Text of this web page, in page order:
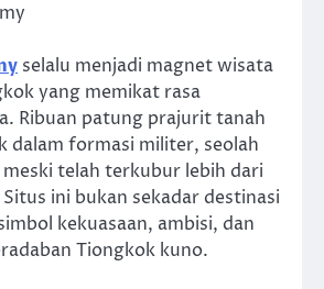
selalu menjadi magnet wisata
yang memikat rasa
Ribuan patung prajurit tanah
dalam formasi militer, seolah
telah terkubur lebih dari
ini bukan sekadar destinasi
kekuasaan, ambisi, dan
Tiongkok kuno.